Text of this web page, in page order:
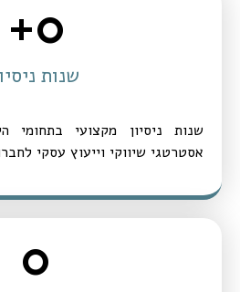
שנות
0
+
שנות ניסיון מקצועי בתחומי
אסטרטגי שיווקי וייעוץ עסקי
0